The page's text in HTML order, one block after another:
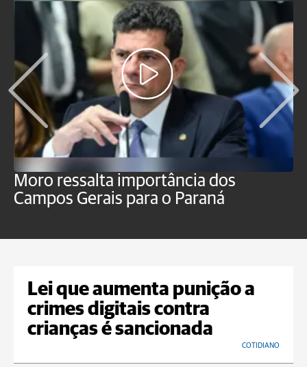
Moro ressalta importância dos
Campos Gerais para o Paraná
Lei que aumenta punição a
crimes digitais contra
crianças é sancionada
COTIDIANO